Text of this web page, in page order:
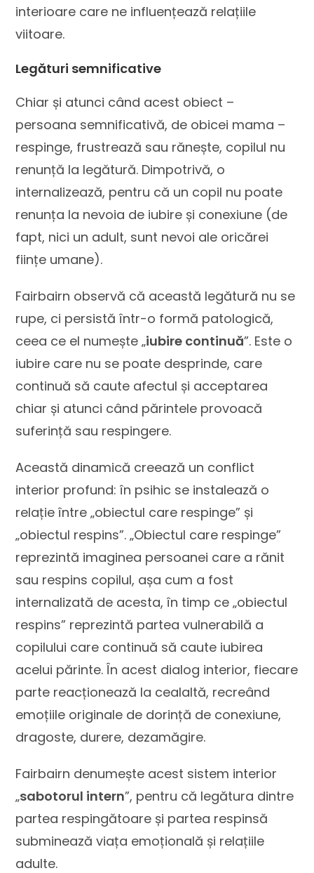
interioare care ne influențează relațiile
viitoare.
Legături semnificative
Chiar și atunci când acest obiect –
persoana semnificativă, de obicei mama –
respinge, frustrează sau rănește, copilul nu
renunță la legătură. Dimpotrivă, o
internalizează, pentru că un copil nu poate
renunța la nevoia de iubire și conexiune (de
fapt, nici un adult, sunt nevoi ale oricărei
ființe umane).
Fairbairn observă că această legătură nu se
rupe, ci persistă într-o formă patologică,
ceea ce el numește „iubire continuă”. Este o
iubire care nu se poate desprinde, care
continuă să caute afectul și acceptarea
chiar și atunci când părintele provoacă
suferință sau respingere.
Această dinamică creează un conflict
interior profund: în psihic se instalează o
relație între „obiectul care respinge” și
„obiectul respins”. „Obiectul care respinge”
reprezintă imaginea persoanei care a rănit
sau respins copilul, așa cum a fost
internalizată de acesta, în timp ce „obiectul
respins” reprezintă partea vulnerabilă a
copilului care continuă să caute iubirea
acelui părinte. În acest dialog interior, fiecare
parte reacționează la cealaltă, recreând
emoțiile originale de dorință de conexiune,
dragoste, durere, dezamăgire.
Fairbairn denumește acest sistem interior
„sabotorul intern”, pentru că legătura dintre
partea respingătoare și partea respinsă
subminează viața emoțională și relațiile
adulte.